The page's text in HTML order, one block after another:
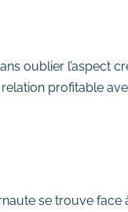
oublier l’aspect
profitable
se trouve face